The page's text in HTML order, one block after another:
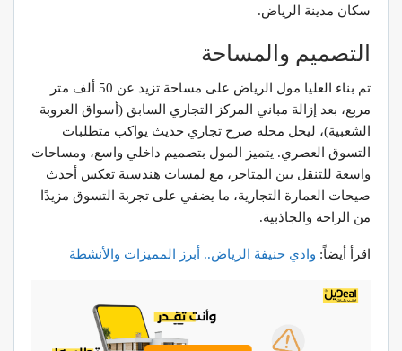
سكان مدينة الرياض.
التصميم والمساحة
تم بناء العليا مول الرياض على مساحة تزيد عن 50 ألف متر
مربع، بعد إزالة مباني المركز التجاري السابق (أسواق العروبة
الشعبية)، ليحل محله صرح تجاري حديث يواكب متطلبات
التسوق العصري. يتميز المول بتصميم داخلي واسع، ومساحات
واسعة للتنقل بين المتاجر، مع لمسات هندسية تعكس أحدث
صيحات العمارة التجارية، ما يضفي على تجربة التسوق مزيدًا
من الراحة والجاذبية.
اقرأ أيضاً: وادي حنيفة الرياض.. أبرز المميزات والأنشطة